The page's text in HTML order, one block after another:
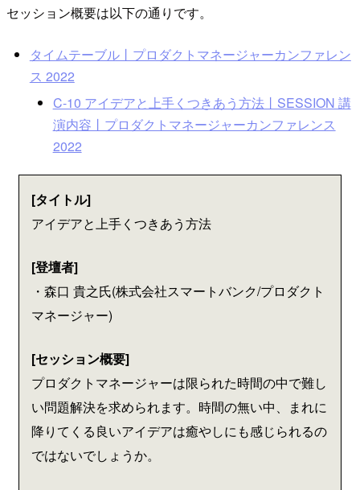
セッション概要は以下の通りです。
タイムテーブル丨プロダクトマネージャーカンファレン
ス 2022
C-10 アイデアと上手くつきあう方法丨SESSION 講
演内容丨プロダクトマネージャーカンファレンス
2022
[タイトル]
アイデアと上手くつきあう方法
[登壇者]
・森口 貴之氏(株式会社スマートバンク/プロダクト
マネージャー)
[セッション概要]
プロダクトマネージャーは限られた時間の中で難し
い問題解決を求められます。時間の無い中、まれに
降りてくる良いアイデアは癒やしにも感じられるの
ではないでしょうか。